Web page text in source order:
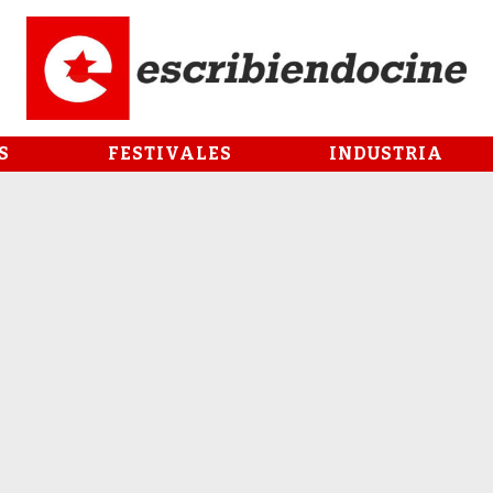
FESTIVALES INDUSTRIA